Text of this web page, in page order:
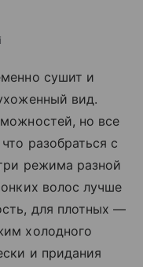
сушит и
вид.
но все
разобраться с
режима разной
волос лучше
для плотных —
холодного
и придания